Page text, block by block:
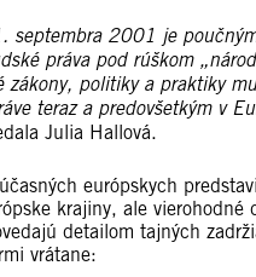
2001 je
práva pod rúškom
zákony, politiky a praktiky
teraz a predovšetkým v
Julia Hallová.
európskych
krajiny, ale vierohodné
detailom tajných
vrátane: